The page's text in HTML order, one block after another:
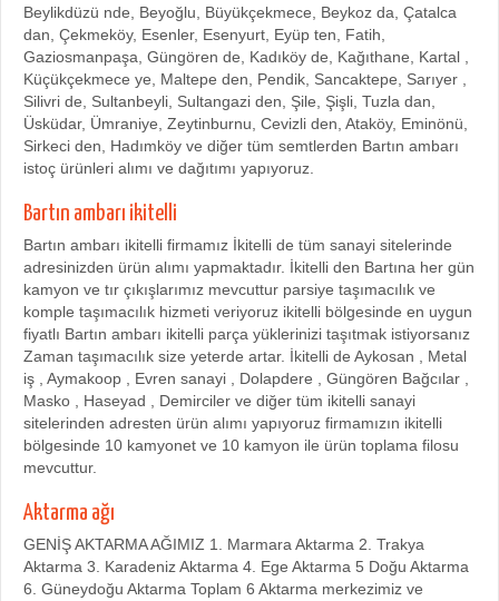
Beylikdüzü nde, Beyoğlu, Büyükçekmece, Beykoz da, Çatalca
dan, Çekmeköy, Esenler, Esenyurt, Eyüp ten, Fatih,
Gaziosmanpaşa, Güngören de, Kadıköy de, Kağıthane, Kartal ,
Küçükçekmece ye, Maltepe den, Pendik, Sancaktepe, Sarıyer ,
Silivri de, Sultanbeyli, Sultangazi den, Şile, Şişli, Tuzla dan,
Üsküdar, Ümraniye, Zeytinburnu, Cevizli den, Ataköy, Eminönü,
Sirkeci den, Hadımköy ve diğer tüm semtlerden Bartın ambarı
istoç ürünleri alımı ve dağıtımı yapıyoruz.
Bartın ambarı ikitelli
Bartın ambarı ikitelli firmamız İkitelli de tüm sanayi sitelerinde
adresinizden ürün alımı yapmaktadır. İkitelli den Bartına her gün
kamyon ve tır çıkışlarımız mevcuttur parsiye taşımacılık ve
komple taşımacılık hizmeti veriyoruz ikitelli bölgesinde en uygun
fiyatlı Bartın ambarı ikitelli parça yüklerinizi taşıtmak istiyorsanız
Zaman taşımacılık size yeterde artar. İkitelli de Aykosan , Metal
iş , Aymakoop , Evren sanayi , Dolapdere , Güngören Bağcılar ,
Masko , Haseyad , Demirciler ve diğer tüm ikitelli sanayi
sitelerinden adresten ürün alımı yapıyoruz firmamızın ikitelli
bölgesinde 10 kamyonet ve 10 kamyon ile ürün toplama filosu
mevcuttur.
Aktarma ağı
GENİŞ AKTARMA AĞIMIZ 1. Marmara Aktarma 2. Trakya
Aktarma 3. Karadeniz Aktarma 4. Ege Aktarma 5 Doğu Aktarma
6. Güneydoğu Aktarma Toplam 6 Aktarma merkezimiz ve